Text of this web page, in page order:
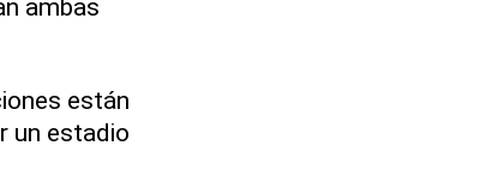
ambas
están
un estadio